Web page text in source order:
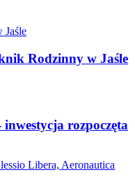
Rodzinny w Jaśle
rozpoczęta